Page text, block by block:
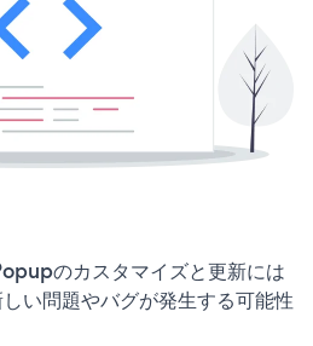
のカスタマイズと更新には
い問題やバグが発生する可能性